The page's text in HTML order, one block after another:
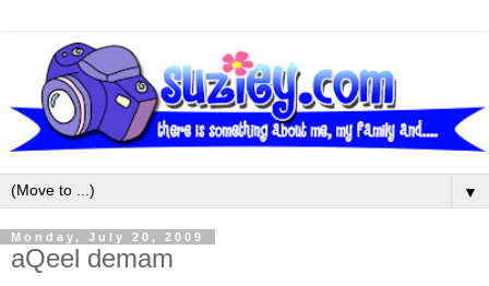
▼
Monday, July 20, 2009
aQeel demam